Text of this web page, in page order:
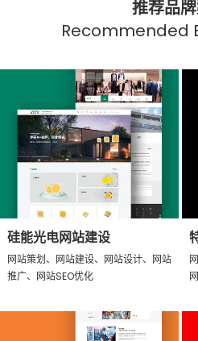
推荐品
Recommended
硅能光电网站建设
网站策划、网站建设、网站设计、网站
推广、网站SEO优化